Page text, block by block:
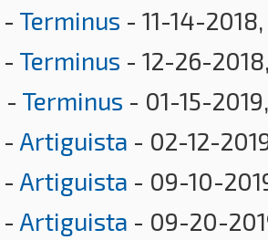
- Terminus - 11-14-
- Terminus - 12-26-
- Terminus - 01-15-
- Artiguista - 02-12-
- Artiguista - 09-10-
- Artiguista - 09-20-